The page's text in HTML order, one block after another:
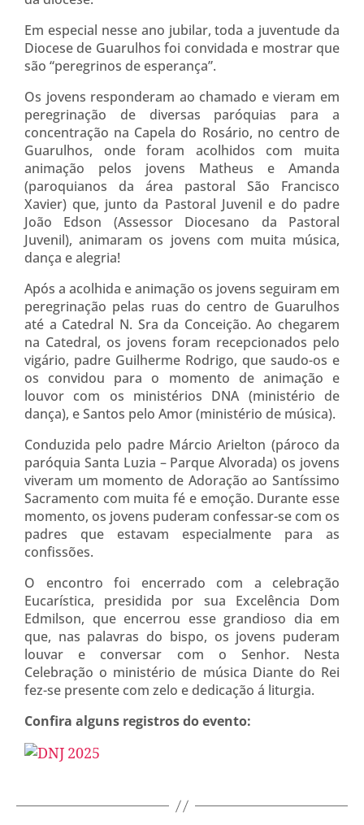
Em especial nesse ano jubilar, toda a juventude da
Diocese de Guarulhos foi convidada e mostrar que
são “peregrinos de esperança”.
Os jovens responderam ao chamado e vieram em
peregrinação de diversas paróquias para a
concentração na Capela do Rosário, no centro de
Guarulhos, onde foram acolhidos com muita
animação pelos jovens Matheus e Amanda
(paroquianos da área pastoral São Francisco
Xavier) que, junto da Pastoral Juvenil e do padre
João Edson (Assessor Diocesano da Pastoral
Juvenil), animaram os jovens com muita música,
dança e alegria!
Após a acolhida e animação os jovens seguiram em
peregrinação pelas ruas do centro de Guarulhos
até a Catedral N. Sra da Conceição. Ao chegarem
na Catedral, os jovens foram recepcionados pelo
vigário, padre Guilherme Rodrigo, que saudo-os e
os convidou para o momento de animação e
louvor com os ministérios DNA (ministério de
dança), e Santos pelo Amor (ministério de música).
Conduzida pelo padre Márcio Arielton (pároco da
paróquia Santa Luzia – Parque Alvorada) os jovens
viveram um momento de Adoração ao Santíssimo
Sacramento com muita fé e emoção. Durante esse
momento, os jovens puderam confessar-se com os
padres que estavam especialmente para as
confissões.
O encontro foi encerrado com a celebração
Eucarística, presidida por sua Excelência Dom
Edmilson, que encerrou esse grandioso dia em
que, nas palavras do bispo, os jovens puderam
louvar e conversar com o Senhor. Nesta
Celebração o ministério de música Diante do Rei
fez-se presente com zelo e dedicação á liturgia.
Confira alguns registros do evento: